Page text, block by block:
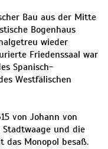
Bau aus der Mitte
Bogenhaus
wieder
Friedenssaal war
Spanisch-
Westfälischen
von Johann von
und die
das Monopol besaß.